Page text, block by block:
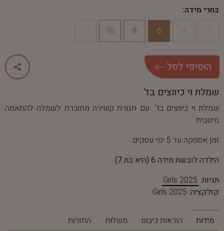
בחרי מידה:
6
8
10
הוסיפי לסל
שמלת וי כיווצים בז'
שמלת וי כיווצים בז' עם חגורת קשירה מחוברת לשמלה להתאמה
מיטבית
זמן אספקה עד 5 ימי עסקים
הילדה לובשת מידה 6 (היא בת 7)
תגיות: Girls 2025
קולקציה: Girls 2025
מידות הוראות כיבוס משלוח החזרות